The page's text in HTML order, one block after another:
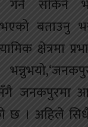
गर्न सकिने
भएको बताउनु
क्षेत्रमा
जनकपुरमा
छ । अहिले